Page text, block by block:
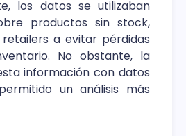
los datos se utilizaban
productos sin stock,
a evitar pérdidas
No obstante, la
información con datos
un análisis más